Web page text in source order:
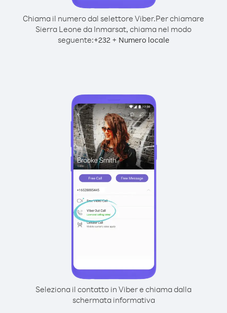
Chiama il numero dal selettore Viber.Per chiamare
Sierra Leone da Inmarsat, chiama nel modo
seguente:+232 + Numero locale
Seleziona il contatto in Viber e chiama dalla
schermata informativa